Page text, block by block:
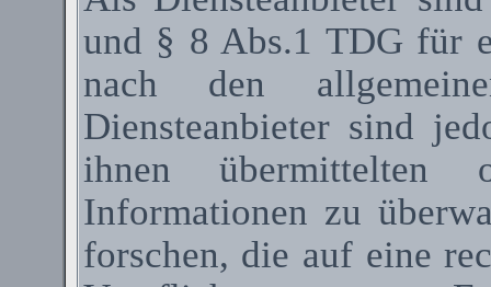
und § 8 Abs.1 TDG für
nach den
Diensteanbietersind
ihnen übermittelten
Informationen zu
forschen, die auf eine